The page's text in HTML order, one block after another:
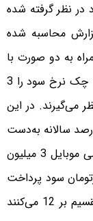
نظر گرفته شده
محاسبه شده
به دو صورت با
چک و بدون چک عرضه می‌شود که در حالت با چک نرخ سود را 3
ماه در نظر می‌گیرند. در این
4 درصد ماهانه در 12 ضرب شده و 48 درصد سالانه به‌دست
می‌آید. یعنی به‌عنوان مثال برای خرید یک گوشی موبایل 3 میلیون
در یک سال یک میلیون و 440هزارتومان سود پرداخت
کنید. این مبلغ را به اصل پول اضافه کرده و تقسیم بر 12 می‌کنند